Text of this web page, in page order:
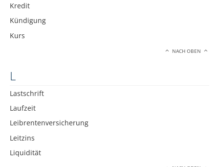
Kredit
Kündigung
Kurs
NACH OBEN
L
Lastschrift
Laufzeit
Leibrentenversicherung
Leitzins
Liquidität